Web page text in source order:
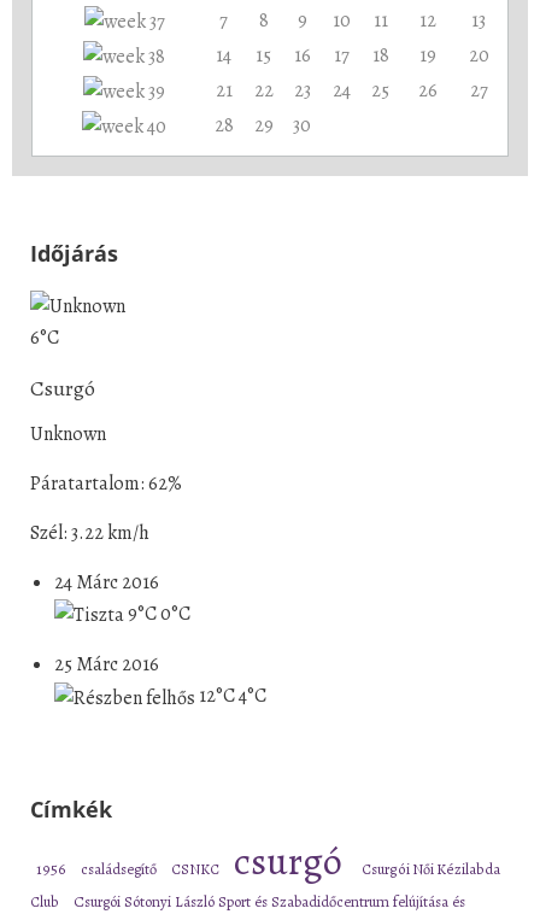
7
8 9 10 11 12
13
14
15 16 17 18 19
20
21
22 23 24 25 26
27
28
29 30
Időjárás
6°C
Csurgó
Unknown
Páratartalom: 62%
Szél: 3.22 km/h
24 Márc 2016
9°C0°C
25 Márc 2016
12°C4°C
Címkék
1956 családsegítő CSNKC csurgó
Csurgói Női Kézilabda
Club
Csurgói Sótonyi László Sport és Szabadidőcentrum felújítása és